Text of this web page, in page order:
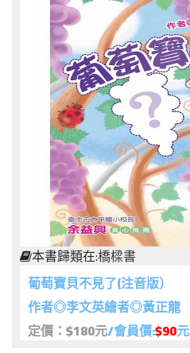
本書歸類在:橋樑書
葡萄寶貝不見了(注音版）
作者◎李文英繪者◎黃正龍
定價：$180元/會員價:$90元